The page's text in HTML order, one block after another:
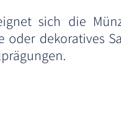
sich die
oder dekoratives